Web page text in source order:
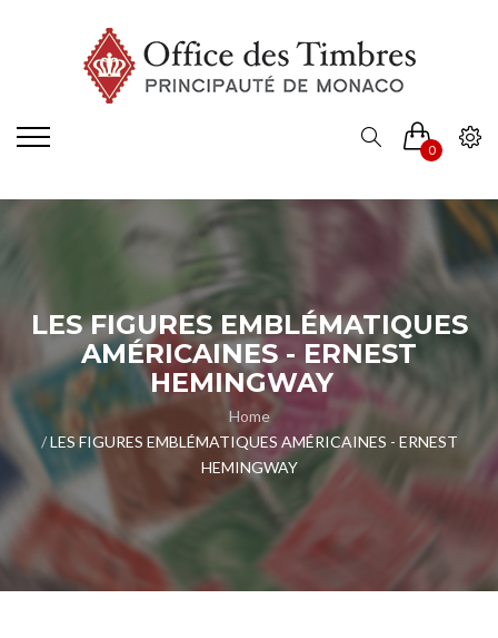
0
LES FIGURES EMBLÉMATIQUES
AMÉRICAINES - ERNEST
HEMINGWAY
Home
LES FIGURES EMBLÉMATIQUES AMÉRICAINES - ERNEST
HEMINGWAY